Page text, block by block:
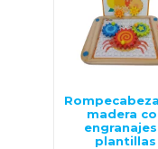
madera
plantillas